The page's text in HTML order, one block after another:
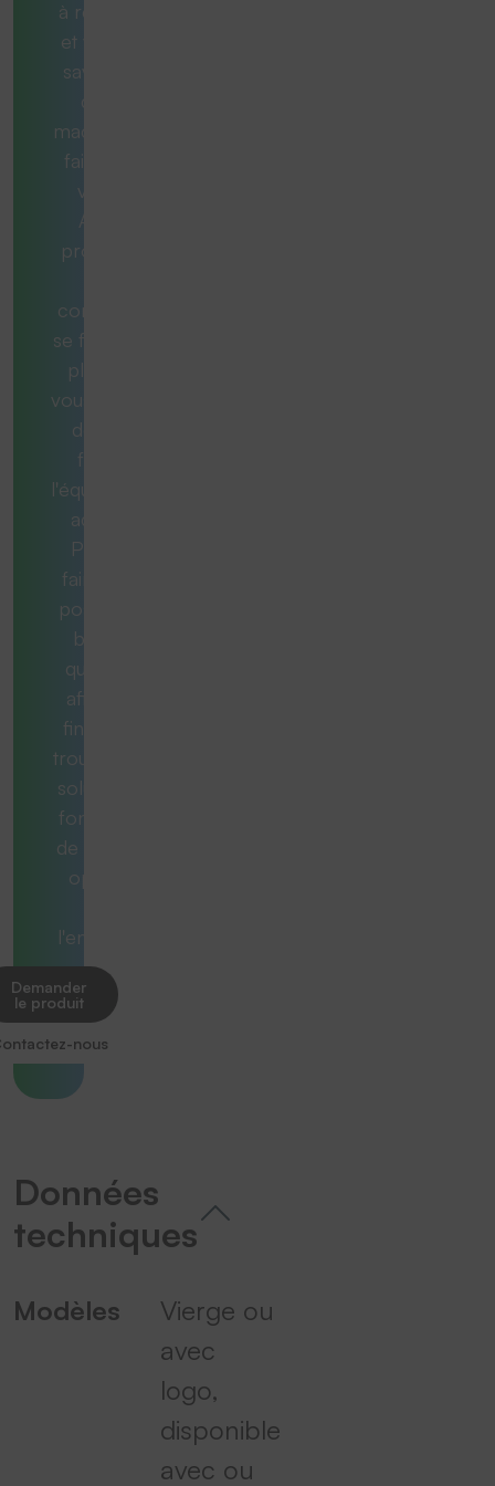
à résoudre
et vous ne
savez pas
quelle
machine est
faite pour
vous ?
Aucun
problème.
consultants
se feront un
plaisir de
vous aider et
de vous
fournir
l'équipement
adéquat.
Pour ce
faire, nous
posons les
bonnes
questions
afin qu'au
final, vous
trouviez une
solution qui
fonctionne
de manière
optimale
l'ensemble.
Demander
le produit
nous
Données
techniques
Modèles
Vierge ou
avec
logo,
disponible
avec ou